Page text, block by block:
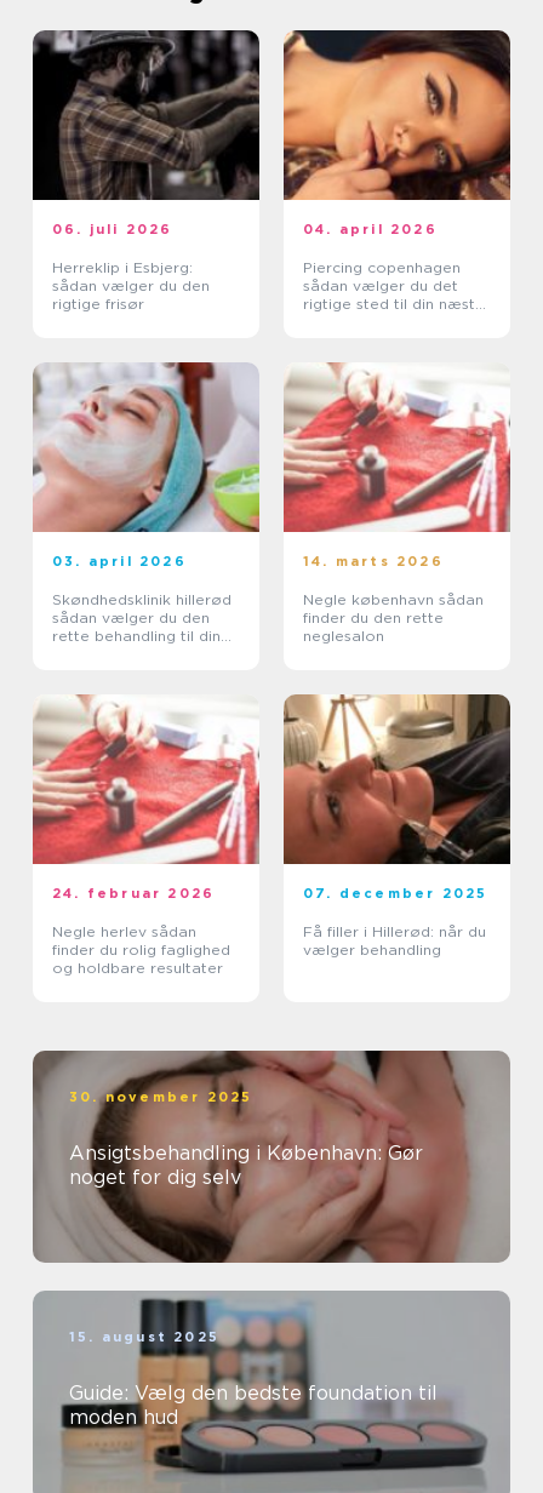
06. juli 2026
Herreklip i Esbjerg:
sådan vælger du den
rigtige frisør
04. april 2026
Piercing copenhagen
sådan vælger du det
rigtige sted til din næste
03. april 2026
Skøndhedsklinik hillerød
sådan vælger du den
rette behandling til din
14. marts 2026
Negle københavn sådan
finder du den rette
neglesalon
24. februar 2026
Negle herlev sådan
finder du rolig faglighed
og holdbare resultater
07. december 2025
Få filler i Hillerød: når du
vælger behandling
30. november 2025
Ansigtsbehandling i København: Gør
noget for dig selv
15. august 2025
Guide: Vælg den bedste foundation til
moden hud